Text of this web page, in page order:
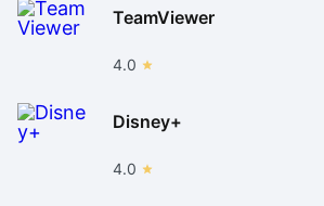
TeamViewer
4.0
Disney+
4.0